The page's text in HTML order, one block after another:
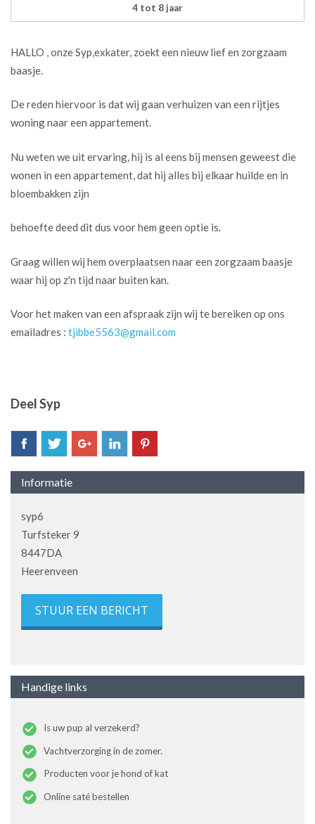
4 tot 8 jaar
HALLO , onze Syp,exkater, zoekt een nieuw lief en zorgzaam
baasje.
De reden hiervoor is dat wij gaan verhuizen van een rijtjes
woning naar een appartement.
Nu weten we uit ervaring, hij is al eens bij mensen geweest die
wonen in een appartement, dat hij alles bij elkaar huilde en in
bloembakken zijn
behoefte deed dit dus voor hem geen optie is.
Graag willen wij hem overplaatsen naar een zorgzaam baasje
waar hij op z'n tijd naar buiten kan.
Voor het maken van een afspraak zijn wij te bereiken op ons
emailadres : tjibbe5563@gmail.com
Deel Syp
Informatie
syp6
Turfsteker 9
8447DA
Heerenveen
STUUR EEN BERICHT
Handige links
Is uw pup al verzekerd?
Vachtverzorging in de zomer.
Producten voor je hond of kat
Online saté bestellen